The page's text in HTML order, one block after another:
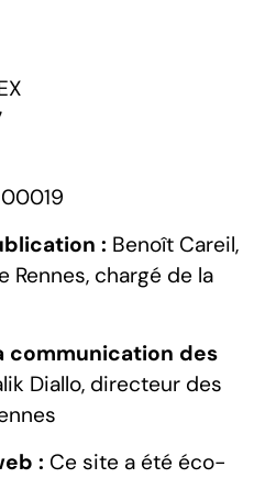
: Benoît Careil,
Rennes, chargé de la
communication des
Diallo, directeur des
: Ce site a été éco-